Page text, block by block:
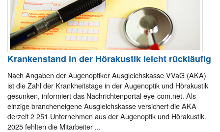
Krankenstand in der Hörakustik leicht rückläufig
Nach Angaben der Augenoptiker Ausgleichskasse VVaG (AKA)
ist die Zahl der Krankheitstage in der Augenoptik und Hörakustik
gesunken, informiert das Nachrichtenportal eye-com.net. Als
einzige brancheneigene Ausgleichskasse versichert die AKA
derzeit 2 251 Unternehmen aus der Augenoptik und Hörakustik.
2025 fehlten die Mitarbeiter ...